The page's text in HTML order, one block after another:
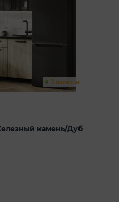
В наличии
камень/Дуб